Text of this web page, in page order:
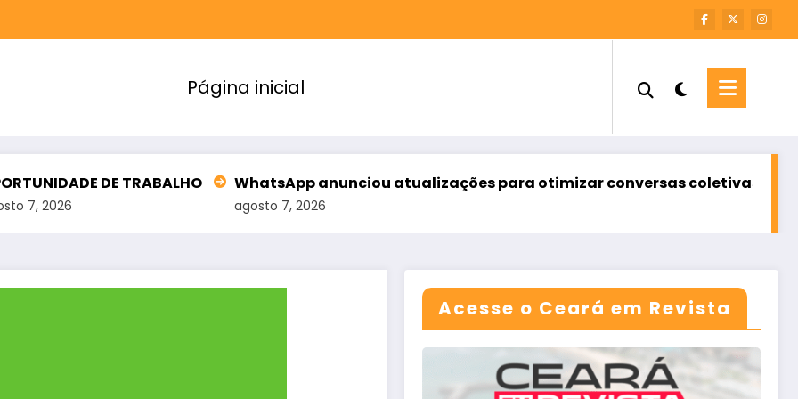
Página inicial
DE TRABALHO WhatsApp anunciou atualizações para otimizar conversas coletivas
agosto 7, 2026
Conta de
Acesse o Ceará em Revista